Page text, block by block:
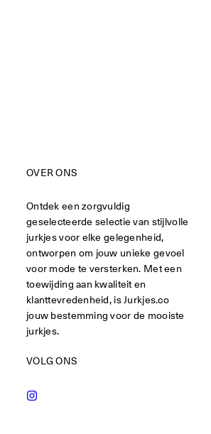
OVER ONS
Ontdek een zorgvuldig
geselecteerde selectie van stijlvolle
jurkjes voor elke gelegenheid,
ontworpen om jouw unieke gevoel
voor mode te versterken. Met een
toewijding aan kwaliteit en
klanttevredenheid, is Jurkjes.co
jouw bestemming voor de mooiste
jurkjes.
VOLG ONS